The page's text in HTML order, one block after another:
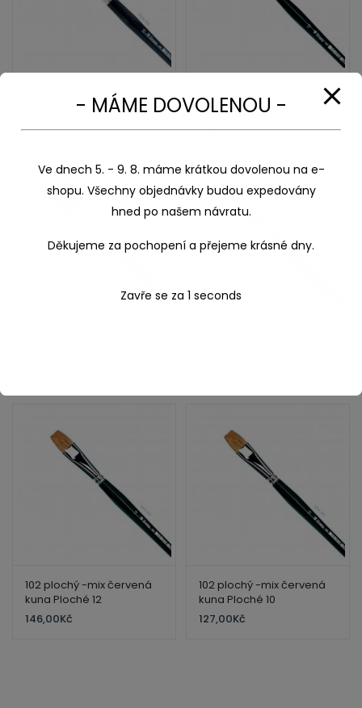
106 štětec plochý světlý
hovězí vlas Ploché 12
112,00Kč
105 štětec kulatý světlý
hovězí vlas Kulaté 2
44,00Kč
102 plochý -mix červená
kuna Ploché 12
146,00Kč
102 plochý -mix červená
kuna Ploché 10
127,00Kč
- MÁME DOVOLENOU -
Ve dnech 5. - 9. 8. máme krátkou dovolenou na e-
shopu. Všechny objednávky budou expedovány
hned po našem návratu.
Děkujeme za pochopení a přejeme krásné dny.
Zavře se za 1 seconds